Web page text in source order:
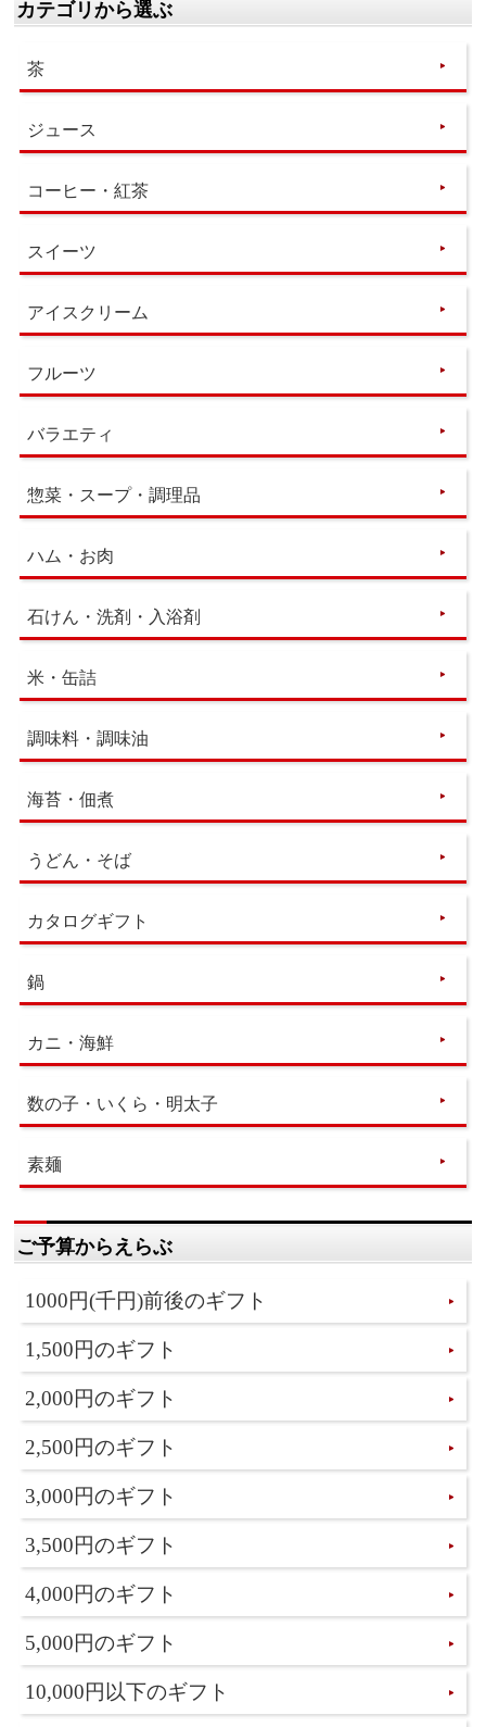
カテゴリから選ぶ
茶
ジュース
コーヒー・紅茶
スイーツ
アイスクリーム
フルーツ
バラエティ
惣菜・スープ・調理品
ハム・お肉
石けん・洗剤・入浴剤
米・缶詰
調味料・調味油
海苔・佃煮
うどん・そば
カタログギフト
鍋
カニ・海鮮
数の子・いくら・明太子
素麺
ご予算からえらぶ
1000円(千円)前後のギフト
1,500円のギフト
2,000円のギフト
2,500円のギフト
3,000円のギフト
3,500円のギフト
4,000円のギフト
5,000円のギフト
10,000円以下のギフト